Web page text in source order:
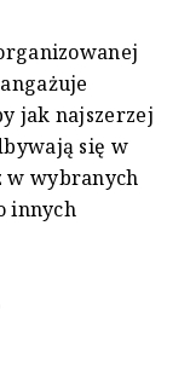
jak najszerzej
się w
w wybranych
innych